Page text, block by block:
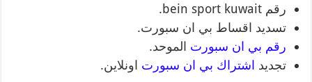
رقم bein sport kuwait.
تسديد اقساط بي ان سبورت.
رقم بي ان سبورت الموحد.
تجديد اشتراك بي ان سبورت اونلاين.